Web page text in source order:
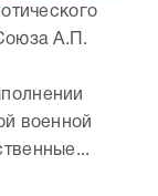
А.П.
военной